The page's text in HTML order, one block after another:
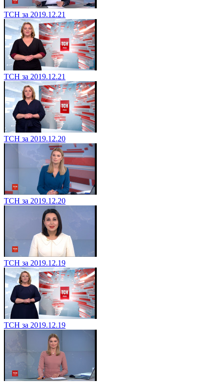
ТСН за 2019.12.21
ТСН за 2019.12.21
ТСН за 2019.12.20
ТСН за 2019.12.20
ТСН за 2019.12.19
ТСН за 2019.12.19